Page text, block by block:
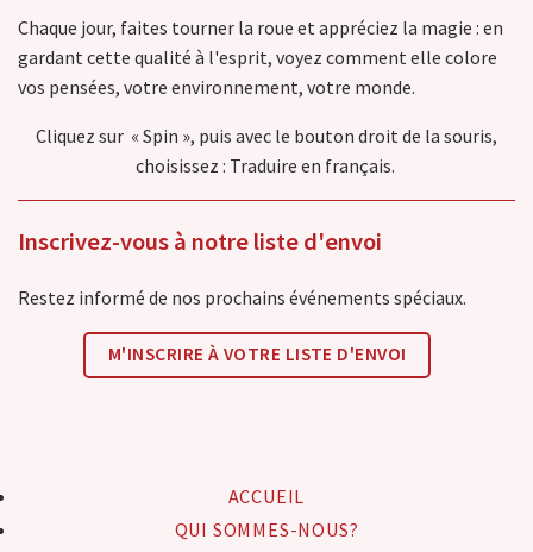
Chaque jour, faites tourner la roue et appréciez la magie : en
gardant cette qualité à l'esprit, voyez comment elle colore
vos pensées, votre environnement, votre monde.
Cliquez sur « Spin », puis avec le bouton droit de la souris,
choisissez : Traduire en français.
Inscrivez-vous à notre liste d'envoi
Restez informé de nos prochains événements spéciaux.
M'INSCRIRE À VOTRE LISTE D'ENVOI
ACCUEIL
QUI SOMMES-NOUS?